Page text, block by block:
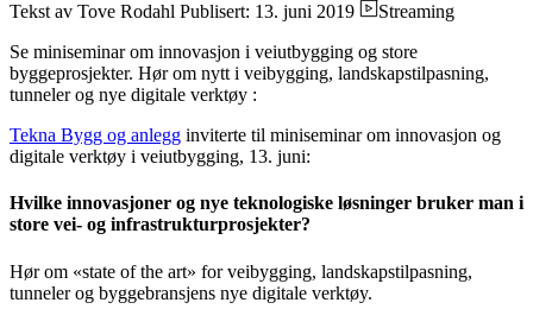
Tekst av Tove Rodahl Publisert: 13. juni 2019
Streaming
Se miniseminar om innovasjon i veiutbygging og store
byggeprosjekter. Hør om nytt i veibygging, landskapstilpasning,
tunneler og nye digitale verktøy :
Tekna Bygg og anlegg inviterte til miniseminar om innovasjon og
digitale verktøy i veiutbygging, 13. juni:
Hvilke innovasjoner og nye teknologiske løsninger bruker man i
store vei- og infrastrukturprosjekter?
Hør om «state of the art» for veibygging, landskapstilpasning,
tunneler og byggebransjens nye digitale verktøy.